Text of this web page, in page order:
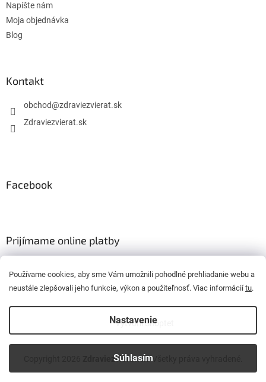
Používame cookies, aby sme Vám umožnili pohodlné prehliadanie webu a
neustále zlepšovali jeho funkcie, výkon a použiteľnosť. Viac informáciítu.
Nastavenie
Súhlasím
Napíšte nám
Moja objednávka
Blog
Kontakt
obchod@zdraviezvierat.sk
Zdraviezvierat.sk
Facebook
Prijímame online platby
Vytvoril Shoptet
Zdraviezvierat.sk. Všetky práva vyhradené.